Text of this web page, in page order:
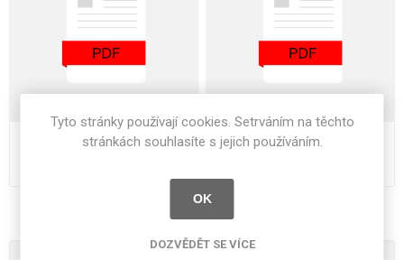
Unilin DTD a MDF desky Liso
Unilin DTD a MDF desky Liso
Tyto stránky používají cookies. Setrváním na těchto
stránkách souhlasíte s jejich používáním.
OK
DOZVĚDĚT SE VÍCE